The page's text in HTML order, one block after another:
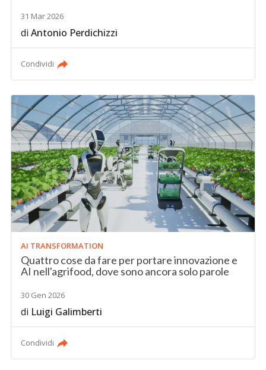
31 Mar 2026
diAntonio Perdichizzi
Condividi
AI TRANSFORMATION
Quattro cose da fare per portare innovazione e
AI nell'agrifood, dove sono ancora solo parole
30 Gen 2026
di Luigi Galimberti
Condividi